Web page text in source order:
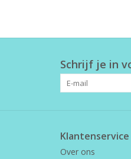
Schrijf je in
Klantenservice
Over ons